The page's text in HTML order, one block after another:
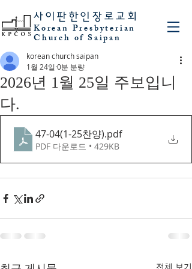
사이판 한인장로교회
Korean Presbyterian
Church of Saipan
2026년 1월 25일 주보입니
다.
korean church saipan
1월 24일 0분 분량
47-04(1-25찬양).pdf
PDF 다운로드 • 429KB
전체 보기